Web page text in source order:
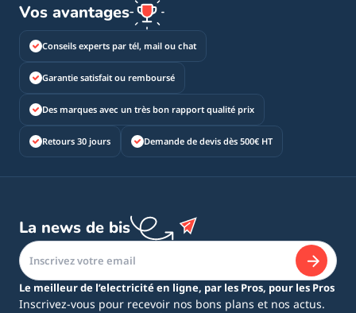
Vos avantages
Conseils experts par tél, mail ou chat
Garantie satisfait ou remboursé
Des marques avec un très bon rapport qualité prix
Retours 30 jours Demande de devis dès 500€ HT
La news de bis
Le meilleur de l’electricité en ligne, par les Pros, pour les Pros
Inscrivez-vous pour recevoir nos bons plans et nos actus.